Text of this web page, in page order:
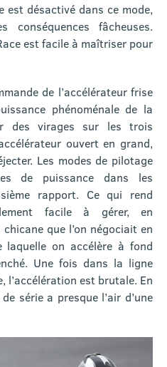
est désactivé dans ce mode,
fâcheuses.
est facile à maîtriser pour
de l’accélérateur frise
phénoménale de la
des virages sur les trois
ouvert en grand,
Les modes de pilotage
de puissance dans les
rapport. Ce qui rend
facile à gérer, en
que l’on négociait en
on accélère à fond
Une fois dans la ligne
l’accélération est brutale. En
série a presque l’air d’une